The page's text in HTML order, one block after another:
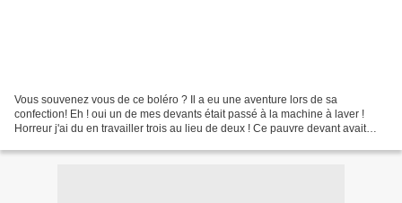
Vous souvenez vous de ce boléro ? Il a eu une aventure lors de sa
confection! Eh ! oui un de mes devants était passé à la machine à laver !
Horreur j'ai du en travailler trois au lieu de deux ! Ce pauvre devant avait